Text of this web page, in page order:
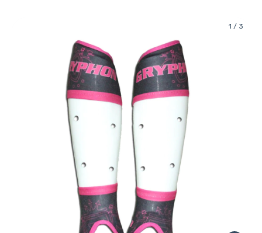
1 / 3